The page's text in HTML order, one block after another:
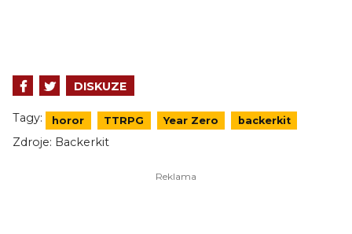
DISKUZE
Tagy: horor TTRPG Year Zero backerkit
Zdroje: Backerkit